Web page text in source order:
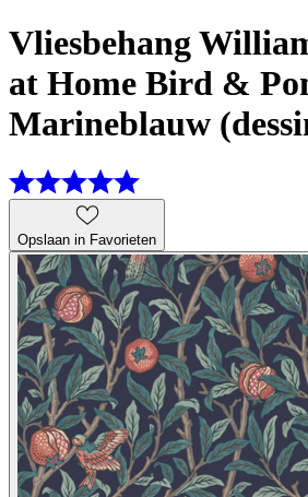
Vliesbehang
at Home Bird &
Marineblauw
Opslaan in Favorieten